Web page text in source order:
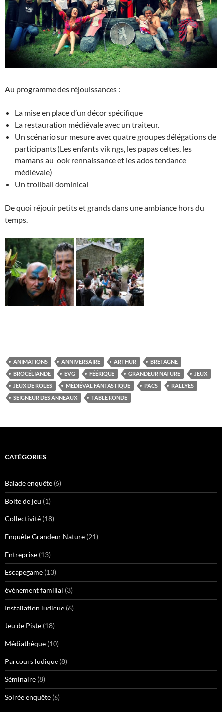
Au programme des réjouissances :
La mise en place d’un décor spécifique
La restauration médiévale avec un traiteur.
Un scénario sur mesure avec quatre groupes délégations de
participants (Les enfants vikings, les papas celtes, les
mamans au look rennaissance et les ados tendance
médiévale)
Un trollball dominical
De quoi réjouir petits et grands dans une ambiance hors du
temps.
ANIMATIONS ANNIVERSAIRE ARTHUR
BRETAGNE
BROCÉLIANDE
EVG FÉÉRIQUE GRANDEUR NATURE
JEUX
JEUX DE ROLES
MÉDIÉVAL FANTASTIQUE PACS
RALLYES
SEIGNEUR DES ANNEAUX
TABLE RONDE
CATÉGORIES
Balade enquête (6)
Boite de jeu (1)
Collectivité (18)
Enquête Grandeur Nature (21)
Entreprise (13)
Escapegame (13)
événement familial (3)
Installation ludique (6)
Jeu de Piste (18)
Médiathèque (10)
Parcours ludique (8)
Séminaire (8)
Soirée enquête (6)